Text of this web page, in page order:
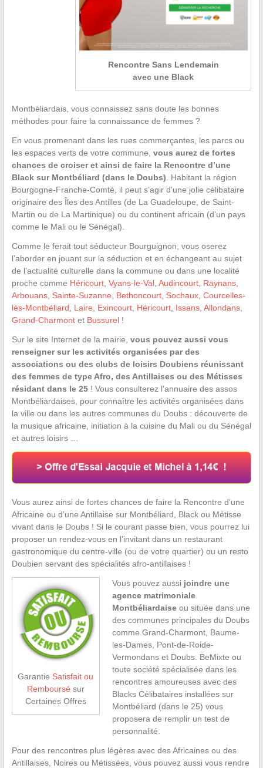
Rencontre Sans Lendemain
avec une Black
Montbéliardais, vous connaissez sans doute les bonnes
méthodes pour faire la connaissance de femmes ?
En vous promenant dans les rues commerçantes, les parcs ou
les espaces verts de votre commune, vous aurez de fortes
chances de croiser et ainsi de faire la Rencontre d’une
Black sur Montbéliard (dans le Doubs) . Habitant la région
Bourgogne-Franche-Comté, il peut s’agir d’une jolie célibataire
originaire des Îles des Antilles (de La Guadeloupe, de Saint-
Martin ou de La Martinique) ou du continent africain (d’un pays
comme le Mali ou le Sénégal).
Comme le ferait tout séducteur Bourguignon, vous oserez
l’aborder en jouant sur la séduction et en échangeant au sujet
de l’actualité culturelle dans la commune ou dans une localité
proche comme Héricourt, Vyans-le-Val, Audincourt, Raynans,
Arbouans, Sainte-Suzanne Bethoncourt, Sochaux, Courcelles-
lès-Montbéliard
Laire Exincourt, Héricourt, Issans, Allondans,
Grand-Charmontet Bussurel!
Sur le site Internet de la mairie, vous pouvez aussi vous
renseigner sur les activités organisées par des
associations ou des clubs de loisirs Doubiens réunissant
des femmes de type Afro, des Antillaises ou des Métisses
résidant dans le 25! Vous consulterez l’annuaire des assos
Montbéliardaises, pour connaître les activités organisées dans
la ville ou dans les autres communes du Doubs : découverte de
la musique africaine, initiation à la cuisine du Mali ou du Sénégal
et autres loisirs …
Vous aurez ainsi de fortes chances de faire la Rencontre d’une
Africaine ou d’une Antillaise sur Montbéliard, Black ou Métisse
vivant dans le Doubs ! Si le courant passe bien, vous pourrez lui
proposer un rendez-vous en l’invitant dans un restaurant
gastronomique du centre-ville (ou de votre quartier) ou un resto
Doubien servant des spécialités afro-antillaises !
Garantie Satisfait ou
Remboursé sur
Certaines Offres
Vous pouvez aussi joindre une
agence matrimoniale
Montbéliardaiseou située dans une
des communes principales du Doubs
comme Grand-Charmont, Baume-
les-Dames, Pont-de-Roide-
Vermondans et Doubs. BeMixte ou
toute société spécialisée dans les
rencontres amoureuses avec des
Blacks Célibataires installées sur
Montbéliard (dans le 25) vous
proposera de remplir un test de
personnalité.
Pour des rencontres plus légères avec des Africaines ou des
Antillaises, Noires ou Métissées, vous pouvez aussi vous rendre